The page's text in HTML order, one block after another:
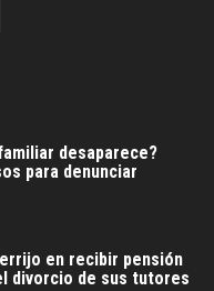
desaparece?
para denunciar
en recibir pensión
divorcio de sus tutores